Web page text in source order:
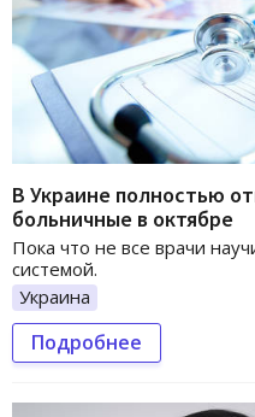
В Украине полностью
больничные в октябре
Пока что не все врачи
системой.
Украина
Подробнее